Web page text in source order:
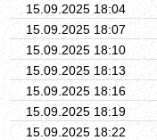
15.09.2025 18:04
15.09.2025 18:07
15.09.2025 18:10
15.09.2025 18:13
15.09.2025 18:16
15.09.2025 18:19
15.09.2025 18:22